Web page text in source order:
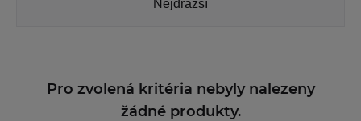
Nejdražší
Pro zvolená kritéria nebyly nalezeny
žádné produkty.